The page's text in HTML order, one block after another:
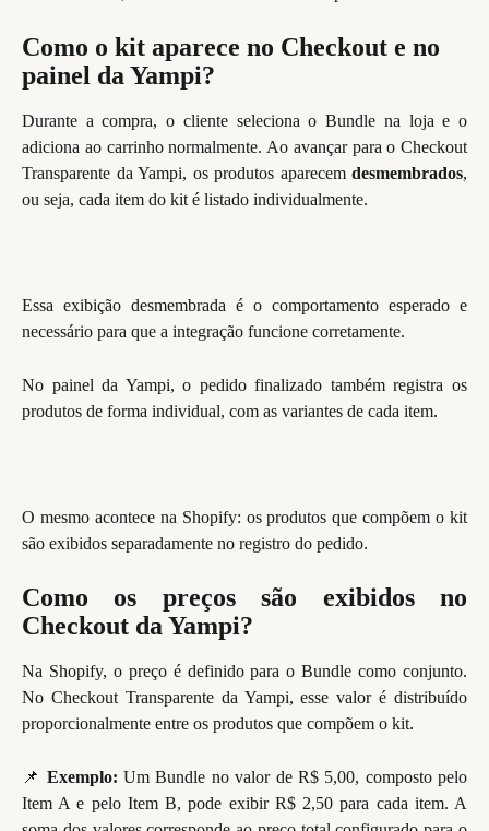
Como o kit aparece no Checkout e no
painel da Yampi?
Durante a compra, o cliente seleciona o Bundle na loja e o
adiciona ao carrinho normalmente. Ao avançar para o Checkout
Transparente da Yampi, os produtos aparecem desmembrados,
ou seja, cada item do kit é listado individualmente.
Essa exibição desmembrada é o comportamento esperado e
necessário para que a integração funcione corretamente.
No painel da Yampi, o pedido finalizado também registra os
produtos de forma individual, com as variantes de cada item.
O mesmo acontece na Shopify: os produtos que compõem o kit
são exibidos separadamente no registro do pedido.
Como os preços são exibidos no
Checkout da Yampi?
Na Shopify, o preço é definido para o Bundle como conjunto.
No Checkout Transparente da Yampi, esse valor é distribuído
proporcionalmente entre os produtos que compõem o kit.
📌 Exemplo: Um Bundle no valor de R$ 5,00, composto pelo
Item A e pelo Item B, pode exibir R$ 2,50 para cada item. A